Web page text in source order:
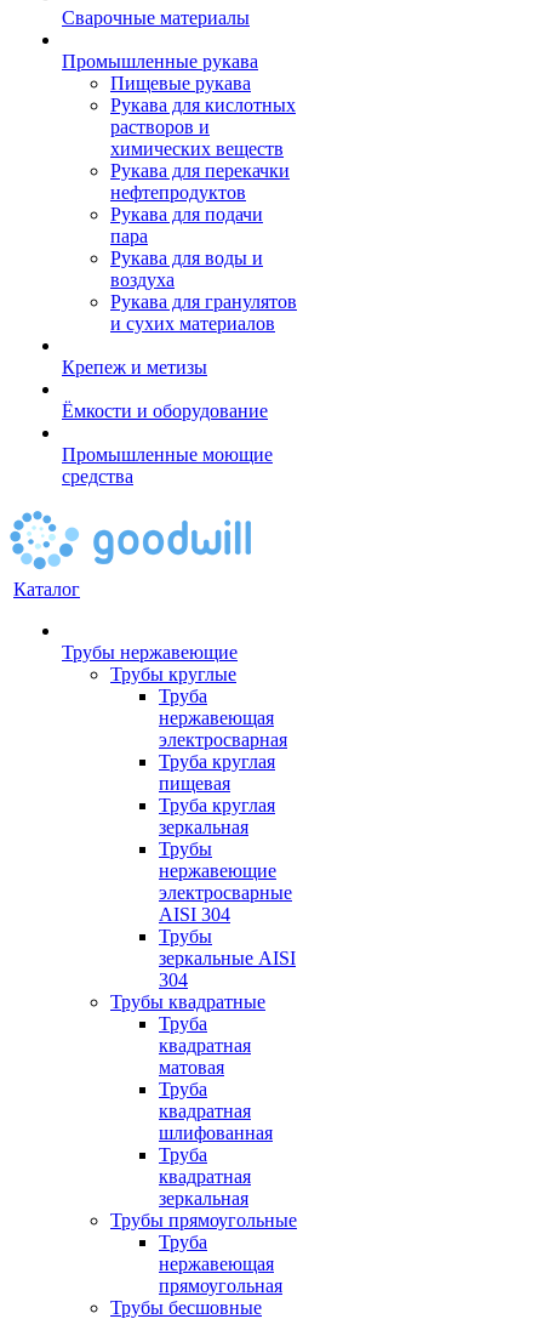
Сварочные материалы
Промышленные рукава
Пищевые рукава
Рукава для кислотных
растворов и
химических веществ
Рукава для перекачки
нефтепродуктов
Рукава для подачи
пара
Рукава для воды и
воздуха
Рукава для гранулятов
и сухих материалов
Крепеж и метизы
Ёмкости и оборудование
Промышленные моющие
средства
Каталог
Трубы нержавеющие
Трубы круглые
Труба
нержавеющая
электросварная
Труба круглая
пищевая
Труба круглая
зеркальная
Трубы
нержавеющие
электросварные
AISI 304
Трубы
зеркальные AISI
304
Трубы квадратные
Труба
квадратная
матовая
Труба
квадратная
шлифованная
Труба
квадратная
зеркальная
Трубы прямоугольные
Труба
нержавеющая
прямоугольная
Трубы бесшовные